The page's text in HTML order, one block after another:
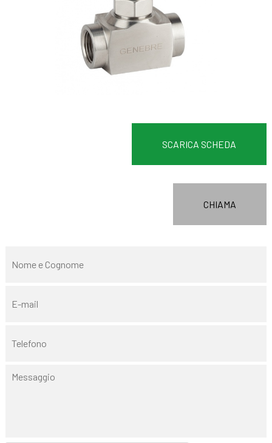
SCARICA SCHEDA
CHIAMA